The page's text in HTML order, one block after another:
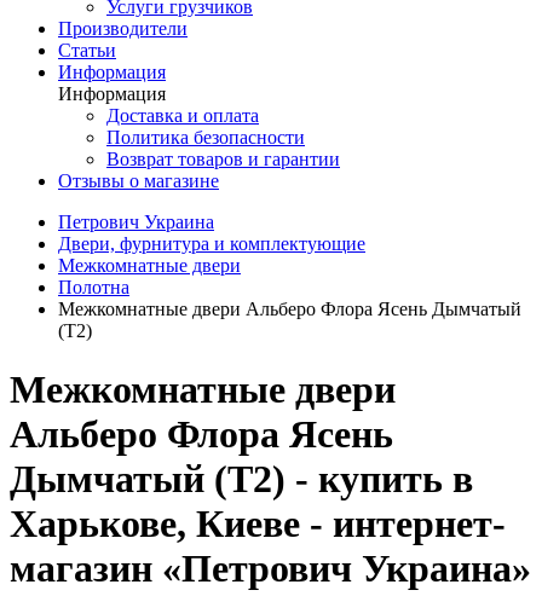
Услуги грузчиков
Производители
Статьи
Информация
Информация
Доставка и оплата
Политика безопасности
Возврат товаров и гарантии
Отзывы о магазине
Петрович Украина
Двери, фурнитура и комплектующие
Межкомнатные двери
Полотна
Межкомнатные двери Альберо Флора Ясень Дымчатый
(Т2)
Межкомнатные двери
Альберо Флора Ясень
Дымчатый (Т2) - купить в
Харькове, Киеве - интернет-
магазин «Петрович Украина»